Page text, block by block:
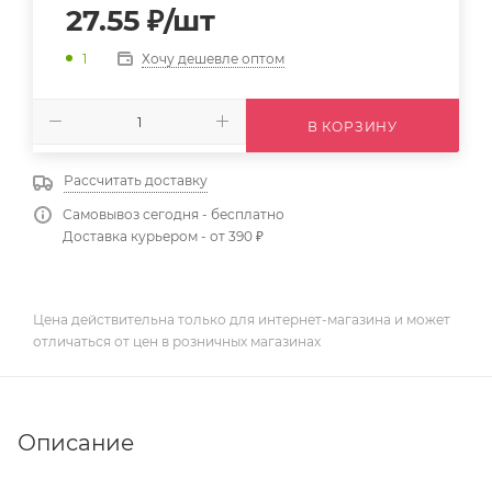
27.55 ₽/шт
1 Хочу дешевле оптом
В КОРЗИНУ
Рассчитать доставку
Самовывоз сегодня - бесплатно
Доставка курьером - от 390 ₽
Цена действительна только для интернет-магазина и может
отличаться от цен в розничных магазинах
Описание